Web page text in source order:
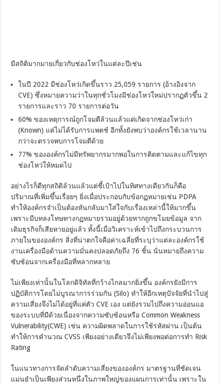
มีสถิติมากมายเกี่ยวกับช่องโหว่ในแต่ละปีเช่น
ในปี 2022 มีช่องโหว่เกิดขึ้นราว 25,059 รายการ (อ้างอิงจาก
CVE) ซึ่งหมายความว่าในทุกชั่วโมงมีช่องโหว่ใหม่ปรากฏตัวขึ้น 2
รายการและราว 70 รายการต่อวัน
60% ของเหตุการณ์ถูกโจมตีล้วนแล้วแต่เกิดจากช่องโหว่เก่า
(Known) แต่ไม่ได้รับการแพตช์ อีกทั้งยังพบว่าองค์กรใช้เวลานาน
กว่าจะตรวจพบการโจมตีด้วย
77% ขององค์กรไม่มีทรัพยากรมากพอในการติดตามและแก้ไขทุก
ช่องโหว่ให้หมดไป
อย่างไรก็ดีทุกสถิติล้วนแล้วแต่ชี้เป้าไปในทิศทางเดียวกันก็คือ
ปริมาณที่เพิ่มขึ้นเรื่อยๆ ยิ่งเมื่อประกอบกับข้อกฏหมายเช่น PDPA
ทำให้องค์กรจำเป็นต้องหันกลับมาใส่ใจกับเรื่องเหล่านี้ให้มากขึ้น
เพราะมีบทลงโทษทางกฏหมายรวมอยู่ด้วยหากถูกขโมยข้อมูล จาก
เดิมธุรกิจก็เสียหายอยู่แล้ว ทั้งนี้เมื่อวิเคราะห์เข้าไปถึงกระบวนการ
ภายในขององค์กร สิ่งที่น่าตกใจคือค่าเฉลี่ยที่ระบุว่าแต่ละองค์กรใช้
งานเครื่องมือด้านความมั่นคงปลอดภัยถึง 76 ชิ้น นั่นหมายถึงความ
ซับซ้อนจากเครื่องมือที่หลากหลาย
ไม่เพียงเท่านั้นในโลกดิจิทัลที่กว้างไกลมากยิ่งขึ้น องค์กรยังมีการ
ปฏิบัติการโดยไม่บูรณาการร่วมกัน (Silo) ทำให้อีกเหตุปัจจัยที่นำไปสู่
ความเสี่ยงจึงไม่ได้อยู่ที่แค่ตัว CVE เอง แต่ยังรวมไปถึงความอ่อนแอ
ของระบบที่มีด้วยเนื่องจากความซับซ้อนหรือ Common Weakness
Vulnerability(CWE) เช่น ความผิดพลาดในการใช้รหัสผ่าน เป็นต้น
ทำให้การคำนวณ CVSS เพียงอย่างเดียวจึงไม่เพียงพอต่อการทำ Risk
Rating
ในแนวทางการจัดลำดับความเสี่ยงขององค์กร มาตรฐานที่ชัดเจน
แม่นยำเป็นเพียงส่วนหนึ่งในภาพใหญ่ของแผนการเท่านั้น เพราะใน